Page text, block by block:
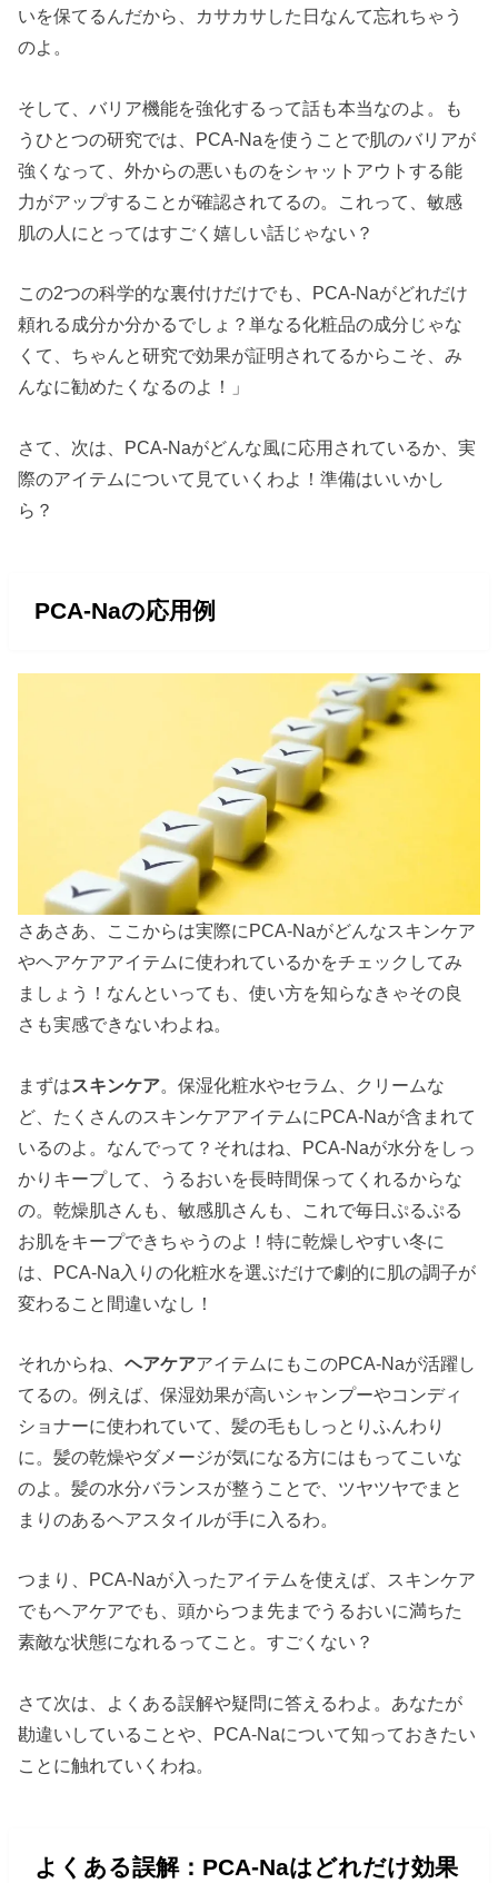
いを保てるんだから、カサカサした日なんて忘れちゃう
のよ。
そして、バリア機能を強化するって話も本当なのよ。も
うひとつの研究では、PCA-Naを使うことで肌のバリアが
強くなって、外からの悪いものをシャットアウトする能
力がアップすることが確認されてるの。これって、敏感
肌の人にとってはすごく嬉しい話じゃない？
この2つの科学的な裏付けだけでも、PCA-Naがどれだけ
頼れる成分か分かるでしょ？単なる化粧品の成分じゃな
くて、ちゃんと研究で効果が証明されてるからこそ、み
んなに勧めたくなるのよ！」
さて、次は、PCA-Naがどんな風に応用されているか、実
際のアイテムについて見ていくわよ！準備はいいかし
ら？
PCA-Naの応用例
さあさあ、ここからは実際にPCA-Naがどんなスキンケア
やヘアケアアイテムに使われているかをチェックしてみ
ましょう！なんといっても、使い方を知らなきゃその良
さも実感できないわよね。
まずはスキンケア。保湿化粧水やセラム、クリームな
ど、たくさんのスキンケアアイテムにPCA-Naが含まれて
いるのよ。なんでって？それはね、PCA-Naが水分をしっ
かりキープして、うるおいを長時間保ってくれるからな
の。乾燥肌さんも、敏感肌さんも、これで毎日ぷるぷる
お肌をキープできちゃうのよ！特に乾燥しやすい冬に
は、PCA-Na入りの化粧水を選ぶだけで劇的に肌の調子が
変わること間違いなし！
それからね、ヘアケアアイテムにもこのPCA-Naが活躍し
てるの。例えば、保湿効果が高いシャンプーやコンディ
ショナーに使われていて、髪の毛もしっとりふんわり
に。髪の乾燥やダメージが気になる方にはもってこいな
のよ。髪の水分バランスが整うことで、ツヤツヤでまと
まりのあるヘアスタイルが手に入るわ。
つまり、PCA-Naが入ったアイテムを使えば、スキンケア
でもヘアケアでも、頭からつま先までうるおいに満ちた
素敵な状態になれるってこと。すごくない？
さて次は、よくある誤解や疑問に答えるわよ。あなたが
勘違いしていることや、PCA-Naについて知っておきたい
ことに触れていくわね。
よくある誤解：PCA-Naはどれだけ効果